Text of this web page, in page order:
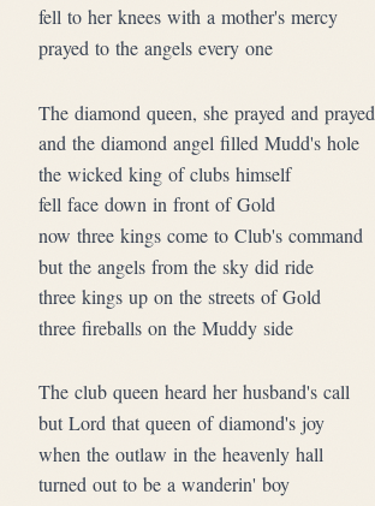
fell to her knees with a mother's mercy
prayed to the angels every one
The diamond queen, she prayed and prayed
and the diamond angel filled Mudd's hole
the wicked king of clubs himself
fell face down in front of Gold
now three kings come to Club's command
but the angels from the sky did ride
three kings up on the streets of Gold
three fireballs on the Muddy side
The club queen heard her husband's call
but Lord that queen of diamond's joy
when the outlaw in the heavenly hall
turned out to be a wanderin' boy